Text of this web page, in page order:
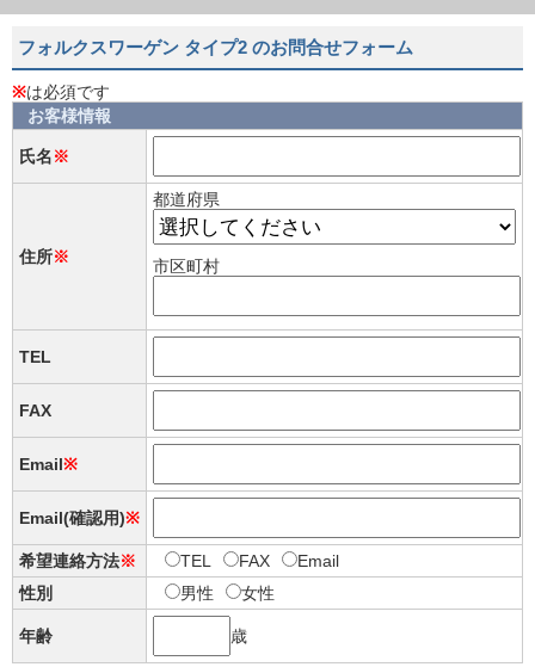
フォルクスワーゲン タイプ2 のお問合せフォーム
※は必須です
お客様情報
氏名※
住所※
都道府県
市区町村
TEL
FAX
Email※
Email(確認用)※
希望連絡方法※ TEL FAX
Email
性別
男性 女性
年齢 歳